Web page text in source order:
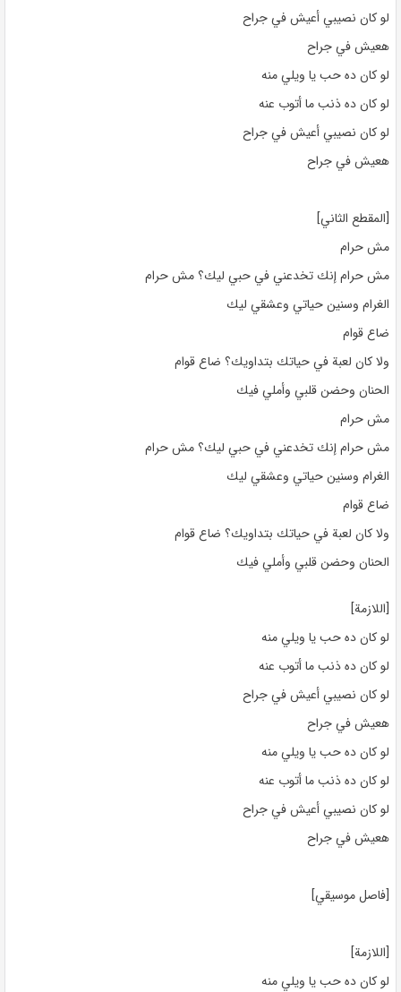
لو كان نصيبي أعيش في جراح
هعيش في جراح
لو كان ده حب يا ويلي منه
لو كان ده ذنب ما أتوب عنه
لو كان نصيبي أعيش في جراح
هعيش في جراح
[المقطع الثاني]
مش حرام
مش حرام إنك تخدعني في حبي ليك؟ مش حرام
الغرام وسنين حياتي وعشقي ليك
ضاع قوام
ولا كان لعبة في حياتك بتداويك؟ ضاع قوام
الحنان وحضن قلبي وأملي فيك
مش حرام
مش حرام إنك تخدعني في حبي ليك؟ مش حرام
الغرام وسنين حياتي وعشقي ليك
ضاع قوام
ولا كان لعبة في حياتك بتداويك؟ ضاع قوام
الحنان وحضن قلبي وأملي فيك
[اللازمة]
لو كان ده حب يا ويلي منه
لو كان ده ذنب ما أتوب عنه
لو كان نصيبي أعيش في جراح
هعيش في جراح
لو كان ده حب يا ويلي منه
لو كان ده ذنب ما أتوب عنه
لو كان نصيبي أعيش في جراح
هعيش في جراح
[فاصل موسيقي]
[اللازمة]
لو كان ده حب يا ويلي منه